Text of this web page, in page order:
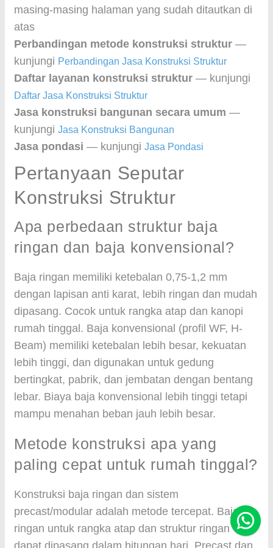
masing-masing halaman yang sudah ditautkan di
atas
Perbandingan metode konstruksi struktur —
kunjungi Perbandingan Jasa Konstruksi Struktur
Daftar layanan konstruksi struktur — kunjungi
Daftar Jasa Konstruksi Struktur
Jasa konstruksi bangunan secara umum —
kunjungi Jasa Konstruksi Bangunan
Jasa pondasi — kunjungi Jasa Pondasi
Pertanyaan Seputar
Konstruksi Struktur
Apa perbedaan struktur baja
ringan dan baja konvensional?
Baja ringan memiliki ketebalan 0,75-1,2 mm
dengan lapisan anti karat, lebih ringan dan mudah
dipasang. Cocok untuk rangka atap dan kanopi
rumah tinggal. Baja konvensional (profil WF, H-
Beam) memiliki ketebalan lebih besar, kekuatan
lebih tinggi, dan digunakan untuk gedung
bertingkat, pabrik, dan jembatan dengan bentang
lebar. Biaya baja konvensional lebih tinggi tetapi
mampu menahan beban jauh lebih besar.
Metode konstruksi apa yang
paling cepat untuk rumah tinggal?
Konstruksi baja ringan dan sistem
precast/modular adalah metode tercepat. Baja
ringan untuk rangka atap dan struktur ringan
dapat dipasang dalam hitungan hari. Precast dan